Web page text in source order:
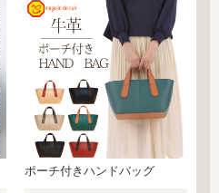
ポーチ付きハンドバッグ